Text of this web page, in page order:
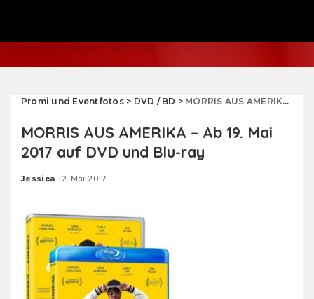
Promi und Eventfotos> DVD / BD > MORRIS AUS AMERIKA – Ab 19. Mai 2017 auf DVD und Blu-ray
MORRIS AUS AMERIKA – Ab 19. Mai
2017 auf DVD und Blu-ray
Posted
Jessica 12. Mai 2017